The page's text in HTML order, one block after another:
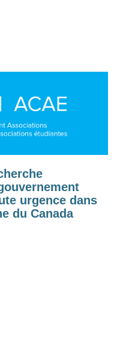
urgence dans
du Canada